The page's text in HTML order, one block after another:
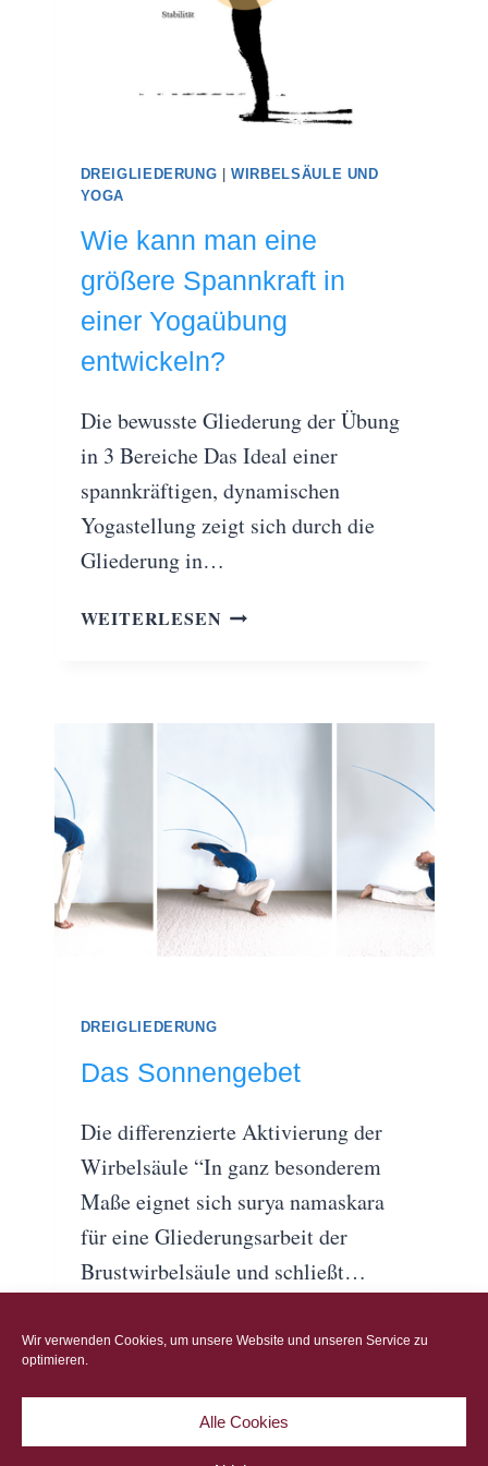
Wir verwenden Cookies, um unsere Website und unseren Service zu
optimieren.
Alle Cookies
DREIGLIEDERUNG |WIRBELSÄULE UND
YOGA
Wie kann man eine
größere Spannkraft in
einer Yogaübung
entwickeln?
Die bewusste Gliederung der Übung
in 3 Bereiche Das Ideal einer
spannkräftigen, dynamischen
Yogastellung zeigt sich durch die
Gliederung in…
WEITERLESEN WIE
GRÖSSERE S
INER Y
OGAÜBUNG E
NTWICKELN?
DREIGLIEDERUNG
Das Sonnengebet
Die differenzierte Aktivierung der
Wirbelsäule “In ganz besonderem
Maße eignet sich surya namaskara
für eine Gliederungsarbeit der
Brustwirbelsäule und schließt…
WEITERLESEN
SONNENGEBET